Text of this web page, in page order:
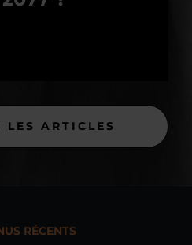
LES ARTICLES
RÉCENTS